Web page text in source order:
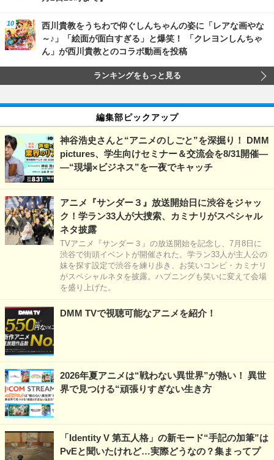
西川貴教をうちわで仰ぐしんちゃんの姿に「レアな画やな
～♪」「絵面が面白すぎる」と爆笑！ 「クレヨンしんちゃ
ん」が西川貴教とのコラボ動画を投稿
ランキングをもっと見る
編集部ピックアップ
神谷浩史さんと“アニメのしごと”を深掘り！ DMM
pictures、学生向けセミナー＆交流会を8/31開催―
―“現場×ビジネス”を一夜でキャッチ
アニメ『サンダー３』放送開始日に渋谷をジャッ
ク！学ラン33人が大捜索、カミナリがスペシャル
ネタ披露
TVアニメ『サンダー３』の放送開始を記念し、7月8日に
渋谷で街頭イベントが開催された。学ラン33人が主人公の
妹を探す設定で渋谷を練り歩き、お笑いコンビ・カミナリ
がスペシャルネタを披露。ハプニングも笑いに変えて会場
を盛り上げた。
DMM TVで視聴可能なアニメを紹介！
2026年夏アニメは“戦わない異世界”が熱い！ 異世
界で見つける“頑張りすぎない生き方
「Identity V 第五人格」の新モード“手記の加筆”は
PvEと聞いたけれど…実際どうなの？集まってプ